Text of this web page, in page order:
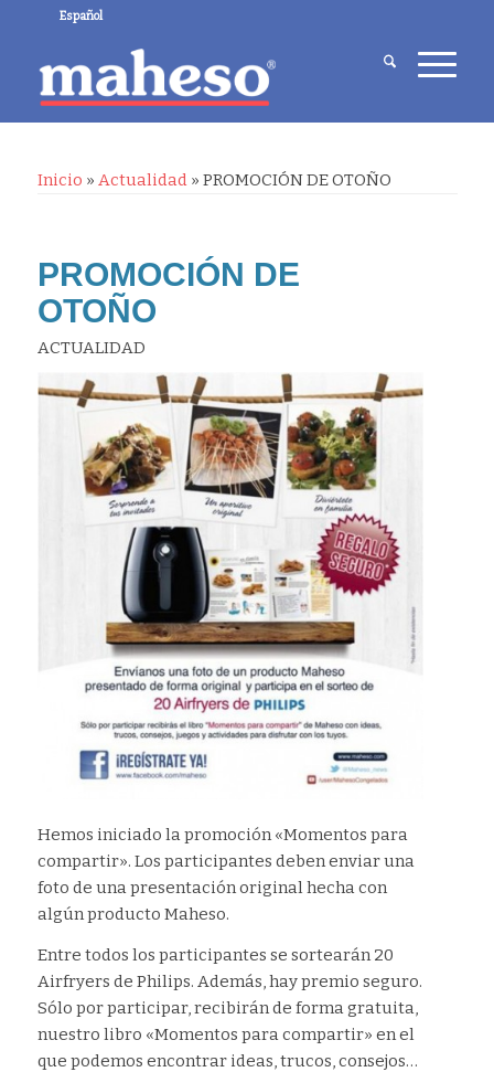
Español
Inicio » Actualidad» PROMOCIÓN DE OTOÑO
PROMOCIÓN DE
OTOÑO
ACTUALIDAD
Hemos iniciado la promoción«Momentos para
compartir». Los participantes deben enviar una
foto de una presentación original hecha con
algún producto Maheso.
Entre todos los participantes se sortearán 20
Airfryers de Philips. Además, hay premio seguro.
Sólo por participar, recibirán de forma gratuita,
nuestro libro «Momentos para compartir» en el
que podemos encontrar ideas, trucos, consejos…